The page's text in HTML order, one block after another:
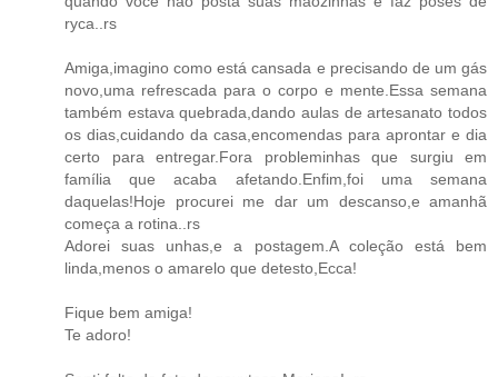
ryca..rs
Amiga,imagino como está cansada e precisando de um gás
novo,uma refrescada para o corpo e mente.Essa semana
também estava quebrada,dando aulas de artesanato todos
os dias,cuidando da casa,encomendas para aprontar e dia
certo para entregar.Fora probleminhas que surgiu em
família que acaba afetando.Enfim,foi uma semana
daquelas!Hoje procurei me dar um descanso,e amanhã
começa a rotina..rs
Adorei suas unhas,e a postagem.A coleção está bem
linda,menos o amarelo que detesto,Ecca!
Fique bem amiga!
Te adoro!